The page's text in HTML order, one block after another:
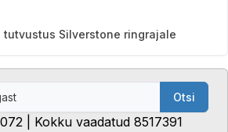
tutvustus Silverstone ringrajale
Otsi
| Kokku vaadatud 8517391